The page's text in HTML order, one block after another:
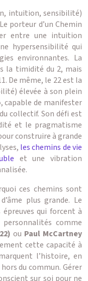
intuition, sensibilité)
porteur d’un Chemin
entre une intuition
hypersensibilité qui
environnantes. La
la timidité du 2, mais
De même, le 22 est la
élevée à son plein
capable de manifester
collectif. Son défi est
et le pragmatisme
construire à grande
les chemins de vie
et une vibration
ces chemins sont
plus grande. Le
qui forcent à
comme
ou Paul McCartney
cette capacité à
l’histoire, en
du commun. Gérer
sur soi pour ne